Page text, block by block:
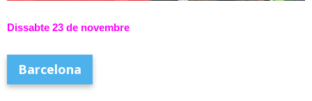
Dissabte 23 de novembre
Barcelona